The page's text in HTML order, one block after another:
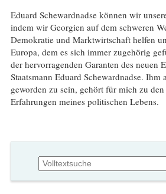
Eduard Schewardnadse können wir
indem wir Georgien auf dem schweren
Demokratie und Marktwirtschaft helfen
Europa, dem es sich immer zugehörig
der hervorragenden Garanten des neuen
Staatsmann Eduard Schewardnadse. Ihm
geworden zu sein, gehört für mich zu
Erfahrungen meines politischen Lebens.
Suchformular
Suche